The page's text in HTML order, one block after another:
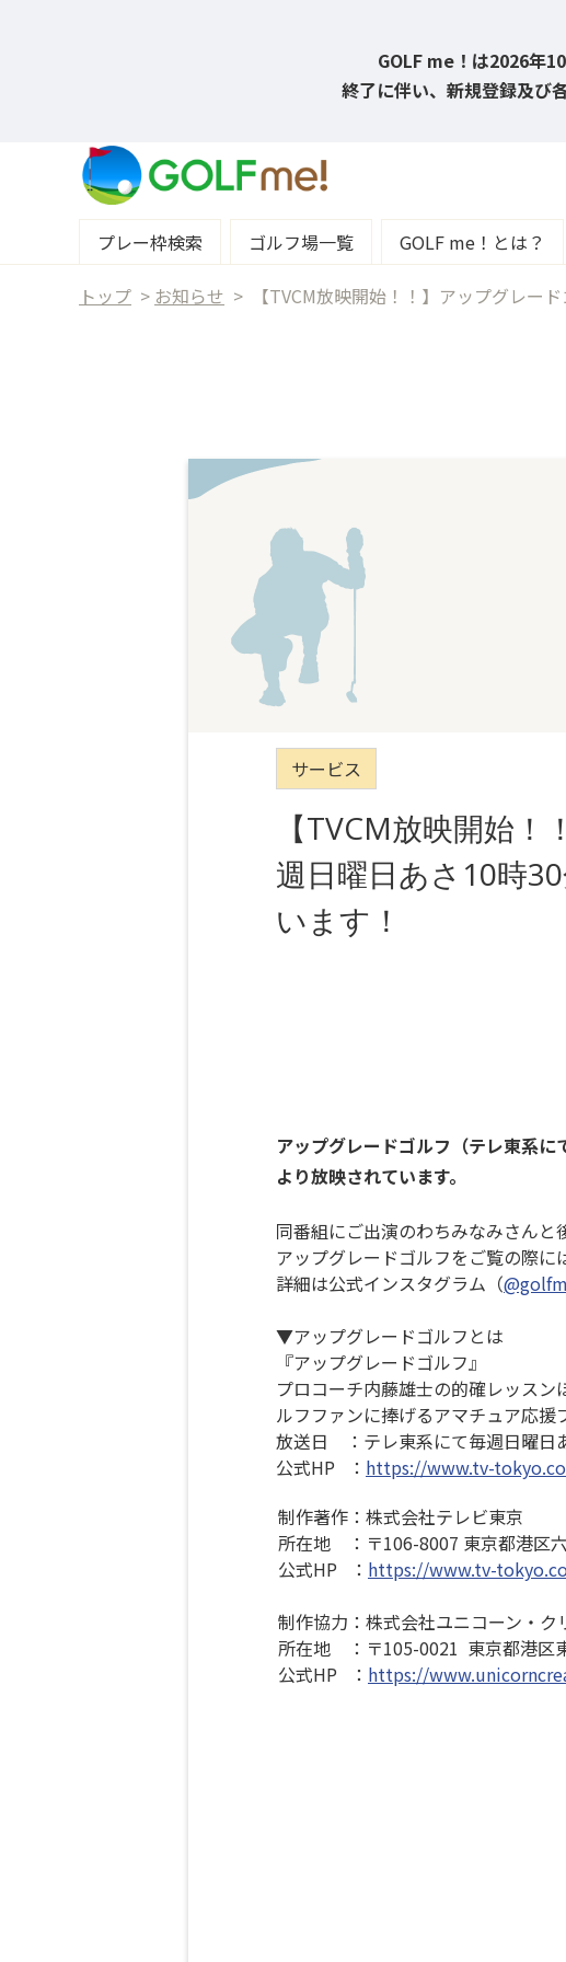
GOLF me！は2026年
終了に伴い、新規登録及び
プレー枠検索 ゴルフ場一覧 GOLF me！とは？
トップ > お知らせ > 【TVCM放映開始！！】アップグレー
サービス
【TVCM放映開始
週日曜日あさ10時
います！
アップグレードゴルフ（テレ東系
より放映されています。
同番組にご出演のわちみなみさんと
アップグレードゴルフをご覧の際に
詳細は公式インスタグラム（
▼アップグレードゴルフとは
『アップグレードゴルフ』
プロコーチ内藤雄士の的確レッス
ルフファンに捧げるアマチュア応援
放送日 ：テレ東系にて毎週日曜日
公式HP ： https://www.tv-
制作著作：株式会社テレビ東京
所在地 ：〒106-8007 東京都港区
公式HP ： https://www.tv-
制作協力：株式会社ユニコーン・ク
所在地 ：〒105-0021 東京都港区
公式HP ： https://